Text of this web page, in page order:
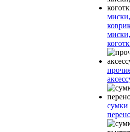
миски,
миски,
сумки